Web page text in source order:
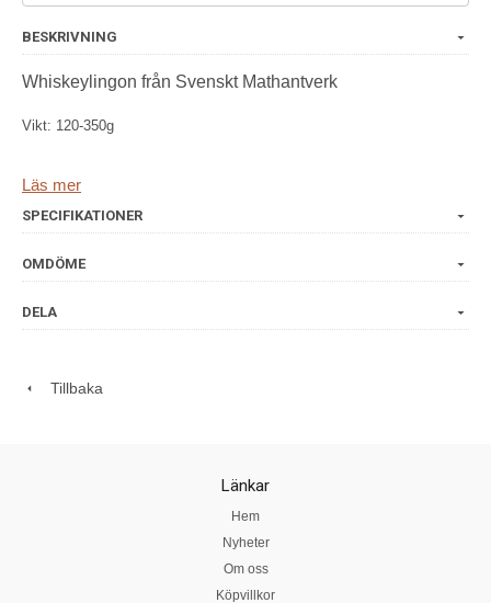
BESKRIVNING
Whiskeylingon från Svenskt Mathantverk
Vikt: 120-350g
citronsyra, whisky, whiskyarom, kanel, vaniljarom,
konserveringsmedel: E202, E211.
Läs mer
SPECIFIKATIONER
OMDÖME
DELA
Tillbaka
Länkar
Hem
Nyheter
Om oss
Köpvillkor